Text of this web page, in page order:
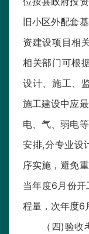
旧小区外配套
资建设项目相
相关部门可根
设计、施工、
施工建设中应
电、气、弱电
安排,分专业设
序实施，避免
当年度6月份
程量，次年度6
（四)验